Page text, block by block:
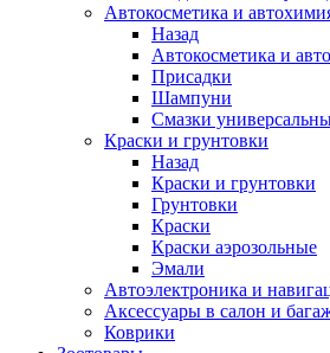
Автокосметика и
Назад
Автокосметика и
Присадки
Шампуни
Смазки
Краски и грунтовки
Назад
Краски и грунтовки
Грунтовки
Краски
Краски аэрозольные
Эмали
Автоэлектроника и
Аксессуары в салон и
Коврики